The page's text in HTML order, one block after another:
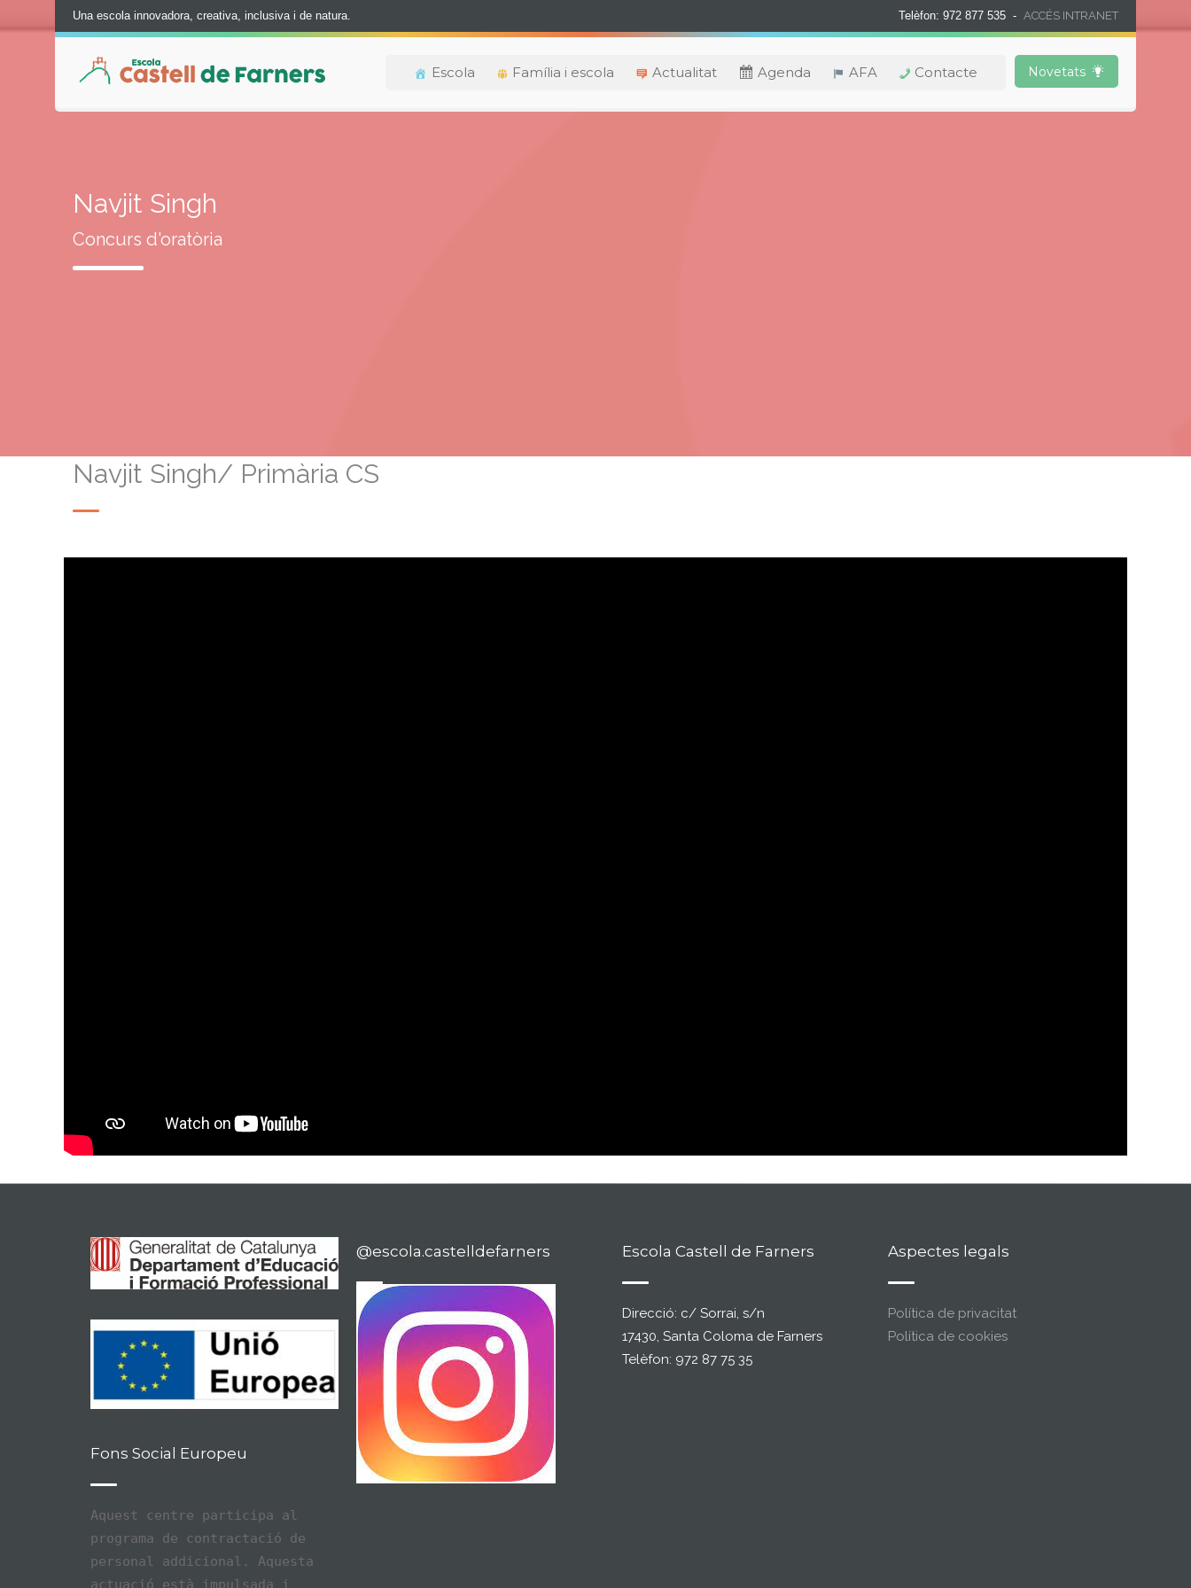
Una escola innovadora, creativa, inclusiva i de natura. Telèfon: 972 877 535 - ACCÉS INTRANET
Novetats
Escola Família i escola Actualitat Agenda AFA Contacte
Navjit Singh
Concurs d'oratòria
Navjit Singh/ Primària CS
Fons Social Europeu
Aquest centre participa al
programa de contractació de
personal addicional. Aquesta
@escola.castelldefarners Escola Castell de Farners
Direcció: c/ Sorrai, s/n
17430, Santa Coloma de Farners
Telèfon: 972 87 75 35
Aspectes legals
Política de privacitat
Política de cookies